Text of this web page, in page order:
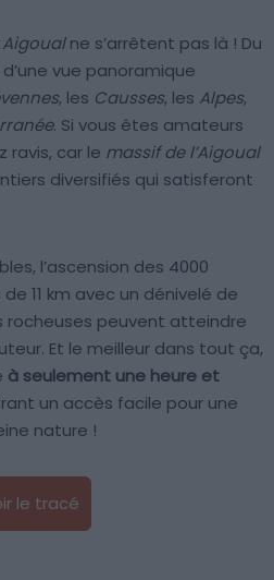
ne s’arrêtent pas là ! Du
vue panoramique
, les Causses, les Alpes,
. Si vous êtes amateurs
ravis, car le massif de l’Aigoual
diversifiés qui satisferont
l’ascension des 4000
11 km avec un dénivelé de
rocheuses peuvent atteindre
Et le meilleur dans tout ça,
à seulement une heure et
un accès facile pour une
nature !
le tracé